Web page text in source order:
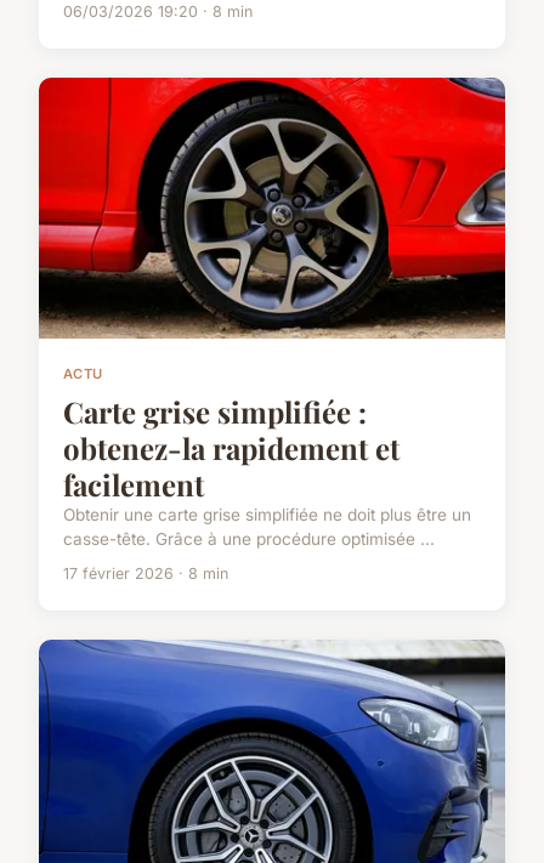
06/03/2026 19:20 · 8 min
ACTU
Carte grise simplifiée :
obtenez-la rapidement et
facilement
Obtenir une carte grise simplifiée ne doit plus être un
casse-tête. Grâce à une procédure optimisée ...
17 février 2026 · 8 min